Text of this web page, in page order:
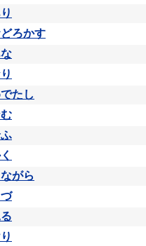
ろかす
たし
がら